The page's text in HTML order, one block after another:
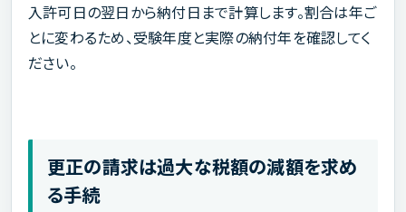
入許可日の翌日から納付日まで計算します。割合は年ご
とに変わるため、受験年度と実際の納付年を確認してく
ださい。
更正の請求は過大な税額の減額を求め
る手続